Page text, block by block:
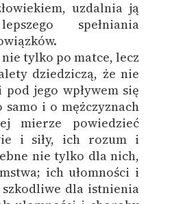
uzdalnia ją
spełniania
tylko po matce, lecz
dziedziczą, że nie
jego wpływem się
i o mężczyznach
mierze powiedzieć
i siły, ich rozum i
nie tylko dla nich,
ich ułomności i
dla istnienia